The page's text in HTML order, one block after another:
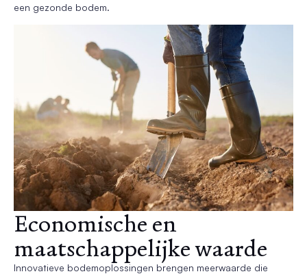
een gezonde bodem.
Economische en
maatschappelijke waarde
Innovatieve bodemoplossingen brengen meerwaarde die